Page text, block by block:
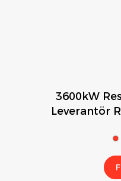
3600kW
Leverantör